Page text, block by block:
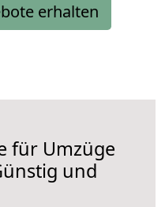
erhalten
für Umzüge
und